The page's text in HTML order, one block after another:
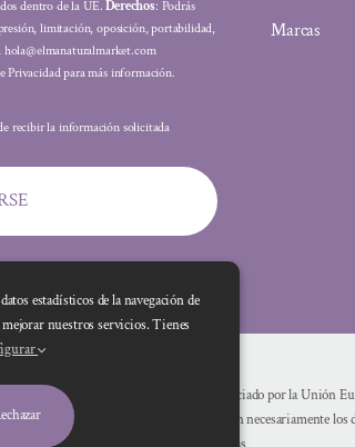
dentro de la UE.Derechos: Podrás
limitación, oposición, portabilidad,
Privacidad para más información.
recibir la información solicitada
Marcas
Financiado por la Unión
reflejan necesariamente
estadísticos de la navegación de
nuestros servicios. Tienes